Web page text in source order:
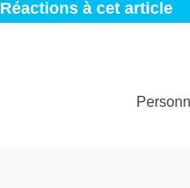
Réactions à cet article